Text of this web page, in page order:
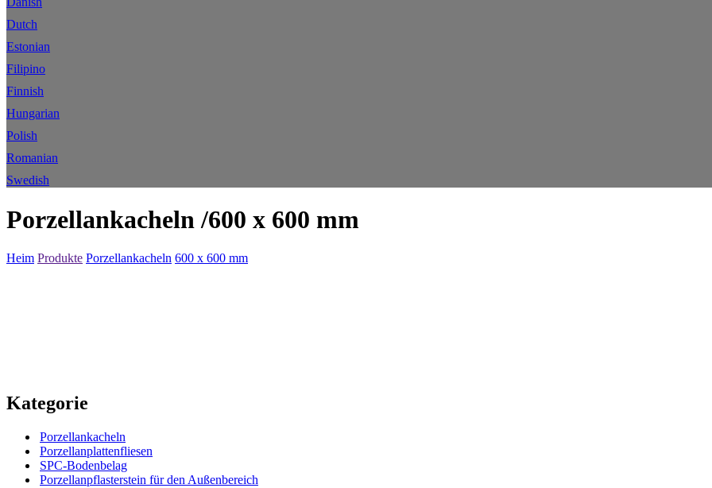
Dutch
Estonian
Filipino
Finnish
Hungarian
Polish
Romanian
Swedish
Porzellankacheln /600 x 600 mm
Heim Produkte Porzellankacheln 600 x 600 mm
Kategorie
Porzellankacheln
Porzellanplattenfliesen
SPC-Bodenbelag
Porzellanpflasterstein für den Außenbereich